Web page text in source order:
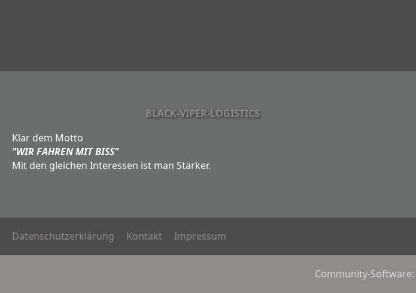
BLACK-VIPER-LOGISTICS
Klar dem Motto
"WIR FAHREN MIT BISS"
Mit den gleichen Interessen ist man Stärker.
Datenschutzerklärung Kontakt Impressum
Community-Software: